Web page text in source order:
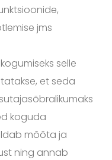
jms
selle
et seda
koguda
mõõta ja
ning annab